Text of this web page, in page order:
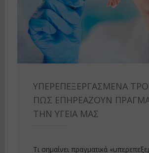
ΥΠΕΡΕΠΕΞΕΡΓΑΣΜΈΝΑ
ΠΏΣ ΕΠΗΡΕΆΖΟΥΝ
ΤΗΝ ΥΓΕΊΑ ΜΑΣ
Τι σημαίνει πραγματικά